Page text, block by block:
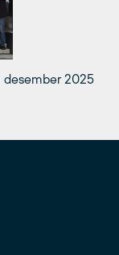
desember 2025